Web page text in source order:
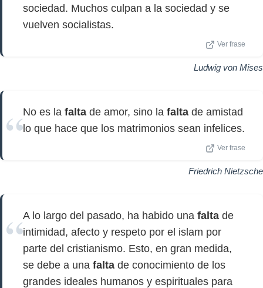
sociedad. Muchos culpan a la sociedad y se
vuelven socialistas.
Ver frase
Ludwig von Mises
No es la falta de amor, sino la falta de amistad
lo que hace que los matrimonios sean infelices.
Ver frase
Friedrich Nietzsche
A lo largo del pasado, ha habido una falta de
intimidad, afecto y respeto por el islam por
parte del cristianismo. Esto, en gran medida,
se debe a una falta de conocimiento de los
grandes ideales humanos y espirituales para